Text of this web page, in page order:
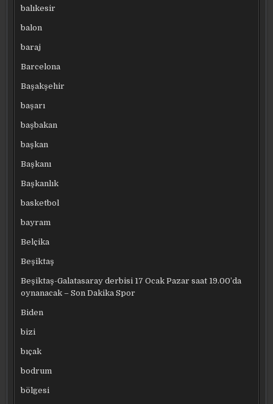
balıkesir
balon
baraj
Barcelona
Başakşehir
başarı
başbakan
başkan
Başkanı
Başkanlık
basketbol
bayram
Belçika
Beşiktaş
Beşiktaş-Galatasaray derbisi 17 Ocak Pazar saat 19.00’da
oynanacak – Son Dakika Spor
Biden
bizi
bıçak
bodrum
bölgesi